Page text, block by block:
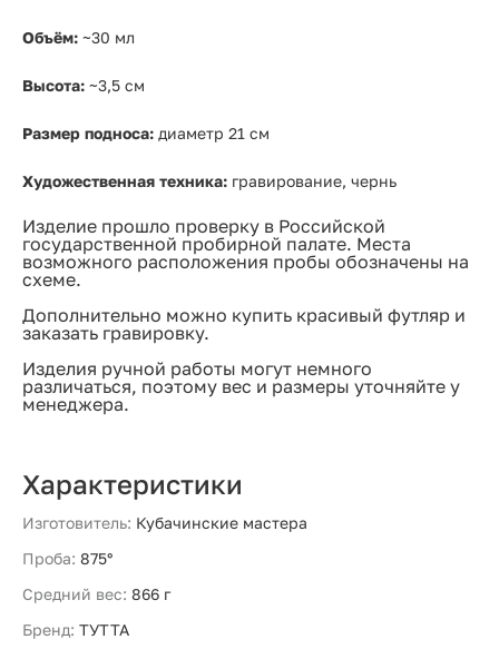
Объём: ~30 мл
Высота: ~3,5 см
Размер подноса: диаметр 21 см
Художественная техника: гравирование, чернь
Изделие прошло проверку в Российской
государственной пробирной палате. Места
возможного расположения пробы обозначены на
схеме.
Дополнительно можно купить красивый футляр и
заказать гравировку.
Изделия ручной работы могут немного
различаться, поэтому вес и размеры уточняйте у
менеджера.
Характеристики
Изготовитель: Кубачинские мастера
Проба: 875°
Средний вес: 866 г
Бренд: ТУТТА